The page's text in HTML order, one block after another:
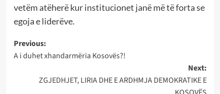
vetëm atëherë kur institucionet janë më të forta se
egoja e liderëve.
Post
navigation
Previous:
A i duhet xhandarmëria Kosovës?!
Next:
ZGJEDHJET, LIRIA DHE E ARDHMJA DEMOKRATIKE E